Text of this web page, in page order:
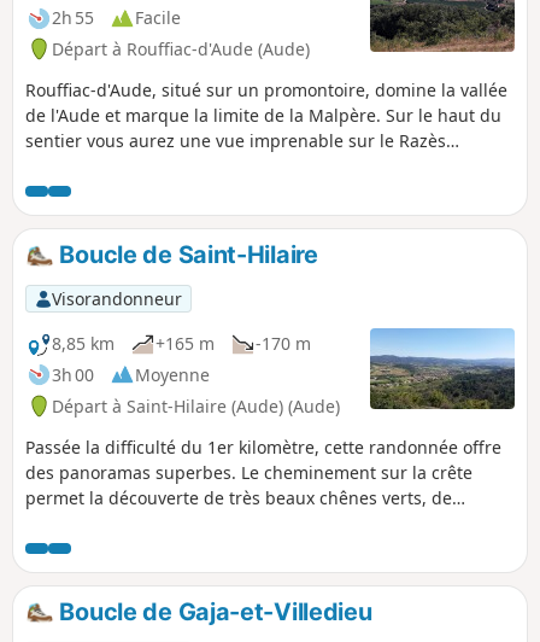
2h 55
Facile
Départ à Rouffiac-d'Aude (Aude)
Rouffiac-d'Aude, situé sur un promontoire, domine la vallée
de l'Aude et marque la limite de la Malpère. Sur le haut du
sentier vous aurez une vue imprenable sur le Razès
sous-bois dans le relief de la Malpère. Chemin très bien
balisé : trait Jaune et dessin de l'écureuil.
Boucle de Saint-Hilaire
Visorandonneur
8,85 km
+165 m
-170 m
3h 00
Moyenne
Départ à Saint-Hilaire (Aude) (Aude)
Passée la difficulté du 1er kilomètre, cette randonnée offre
des panoramas superbes. Le cheminement sur la crête
permet la découverte de très beaux chênes verts, de
végétaux.
Boucle de Gaja-et-Villedieu